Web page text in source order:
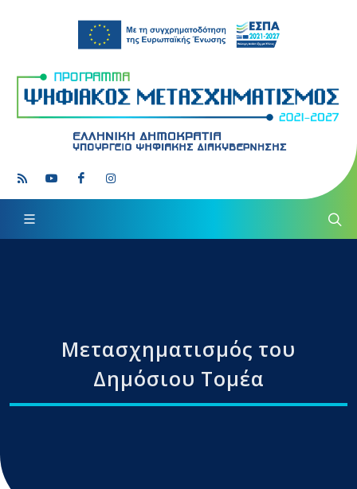
Μετασχηματισμός του
Δημόσιου Τομέα